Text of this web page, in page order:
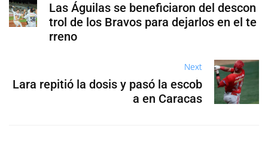
Las Águilas se beneficiaron del descon
trol de los Bravos para dejarlos en el te
rreno
Next
Lara repitió la dosis y pasó la escob
a en Caracas